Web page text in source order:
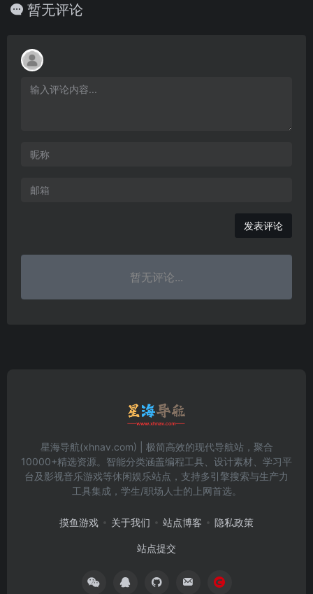
暂无评论
发表评论
暂无评论...
星海导航(xhnav.com) | 极简高效的现代导航站，聚合
10000+精选资源。智能分类涵盖编程工具、设计素材、学习平
台及影视音乐游戏等休闲娱乐站点，支持多引擎搜索与生产力
工具集成，学生/职场人士的上网首选。
摸鱼游戏 关于我们 站点博客 隐私政策
站点提交